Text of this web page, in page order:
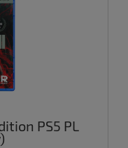
PS5 PL